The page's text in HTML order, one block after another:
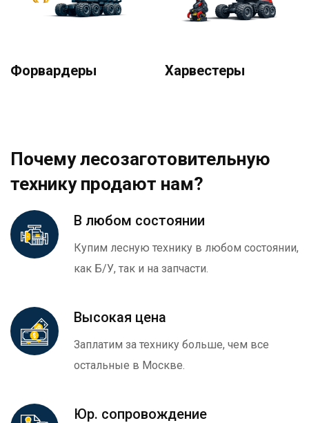
Форвардеры Харвестеры
Почему лесозаготовительную
технику продают нам?
В любом состоянии
Купим лесную технику в любом состоянии,
как Б/У, так и на запчасти.
Высокая цена
Заплатим за технику больше, чем все
остальные в Москве.
Юр. сопровождение